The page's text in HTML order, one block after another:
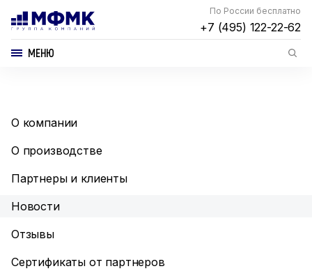
По России бесплатно
+7 (495) 122-22-62
МЕНЮ
О компании
О производстве
Партнеры и клиенты
Новости
Отзывы
Сертификаты от партнеров